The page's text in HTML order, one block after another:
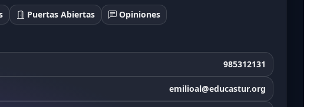
Puertas Abiertas
Opiniones
985312131
emilioal@educastur.org